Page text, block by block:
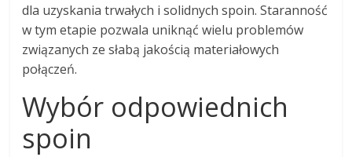
dla uzyskania trwałych i solidnych spoin. Staranność
w tym etapie pozwala uniknąć wielu problemów
związanych ze słabą jakością materiałowych
połączeń.
Wybór odpowiednich
spoin